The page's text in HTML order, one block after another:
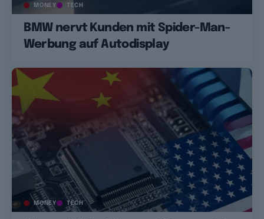
MONEY TECH
BMW nervt Kunden mit Spider-Man-
Werbung auf Autodisplay
MONEY TECH